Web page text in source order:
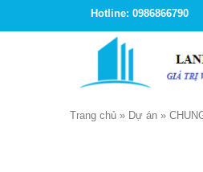
Hotline: 0986866790
Trang chủ » Dự án »